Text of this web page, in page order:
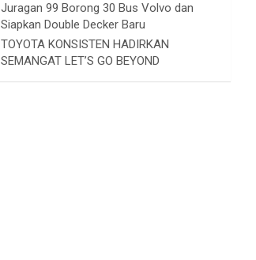
Juragan 99 Borong 30 Bus Volvo dan
Siapkan Double Decker Baru
TOYOTA KONSISTEN HADIRKAN
SEMANGAT LET’S GO BEYOND